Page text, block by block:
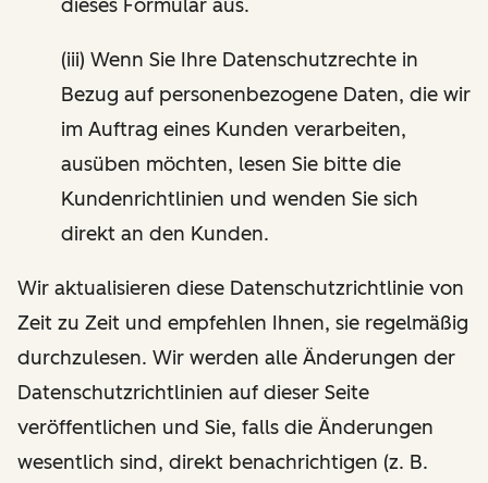
dieses Formular aus.
(iii) Wenn Sie Ihre Datenschutzrechte in
Bezug auf personenbezogene Daten, die wir
im Auftrag eines Kunden verarbeiten,
ausüben möchten, lesen Sie bitte die
Kundenrichtlinien und wenden Sie sich
direkt an den Kunden.
Wir aktualisieren diese Datenschutzrichtlinie von
Zeit zu Zeit und empfehlen Ihnen, sie regelmäßig
durchzulesen. Wir werden alle Änderungen der
Datenschutzrichtlinien auf dieser Seite
veröffentlichen und Sie, falls die Änderungen
wesentlich sind, direkt benachrichtigen (z. B.